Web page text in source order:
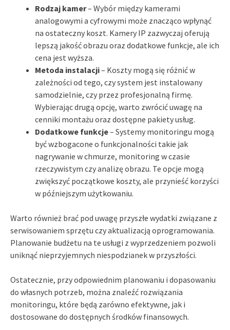
Rodzaj kamer– Wybór między kamerami
analogowymi a cyfrowymi może znacząco wpłynąć
na ostateczny koszt. Kamery IP zazwyczaj oferują
lepszą jakość obrazu oraz dodatkowe funkcje, ale ich
cena jest wyższa.
Metoda instalacji– Koszty mogą się różnić w
zależności od tego, czy system jest instalowany
samodzielnie, czy przez profesjonalną firmę.
Wybierając drugą opcję, warto zwrócić uwagę na
cenniki montażu oraz dostępne pakiety usług.
Dodatkowe funkcje– Systemy monitoringu mogą
być wzbogacone o funkcjonalności takie jak
nagrywanie w chmurze, monitoring w czasie
rzeczywistym czy analizę obrazu. Te opcje mogą
zwiększyć początkowe koszty, ale przynieść korzyści
w późniejszym użytkowaniu.
Warto również brać pod uwagę przyszłe wydatki związane z
serwisowaniem sprzętu czy aktualizacją oprogramowania.
Planowanie budżetu na te usługi z wyprzedzeniem pozwoli
uniknąć nieprzyjemnych niespodzianek w przyszłości.
Ostatecznie, przy odpowiednim planowaniu i dopasowaniu
do własnych potrzeb, można znaleźć rozwiązania
monitoringu, które będą zarówno efektywne, jak i
dostosowane do dostępnych środków finansowych.